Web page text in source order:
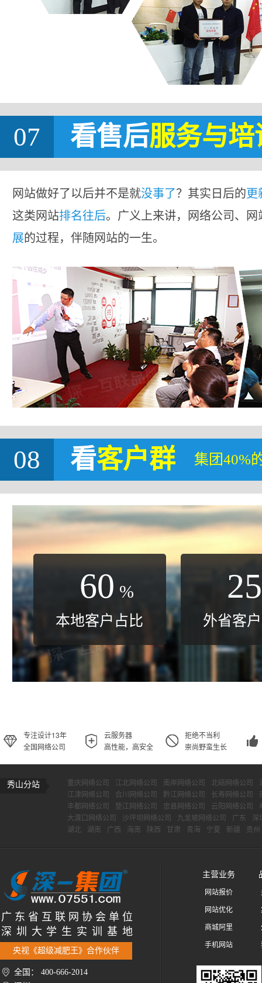
07 看售后服务与培
网站做好了以后并不是就没事了？其实日后的更
这类网站排名往后。广义上来讲，网络公司、
展的过程，伴随网站的一生。
08 看客户群 集团40%
60 %
本地客户占比
25
外省客
专注设计13年
全国网络公司
云服务器
高性能，高安全
拒绝不当利
崇尚野蛮生长
秀山分站 重庆网络公司 江北网络公司 南岸网络公司 北碚网络公司
江津网络公司
合川网络公司 黔江网络公司 长寿网络公司
丰都网络公司
垫江网络公司 忠县网络公司 云阳网络公司
大渡口网络公司
沙坪坝网络公司 九龙坡网络公司 广东
深
湖北
湖南 广西 海南 陕西 甘肃 青海 宁夏 新疆 贵州
广 东 省 互 联 网 协 会 单 位
深 圳 大 学 生 实 训 基 地
央视《超级减肥王》合作伙伴
全国： 400-666-2014
主营业务
网站报价
网站优化
商城阿里
手机网站